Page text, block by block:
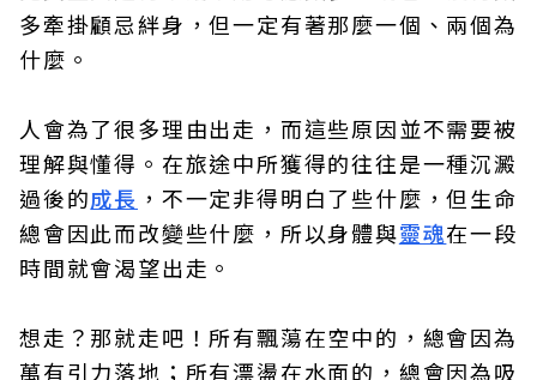
多牽掛顧忌絆身，但一定有著那麼一個、兩個為
什麼。
人會為了很多理由出走，而這些原因並不需要被
理解與懂得。在旅途中所獲得的往往是一種沉澱
過後的成長 ，不一定非得明白了些什麼，但生命
總會因此而改變些什麼，所以身體與靈魂在一段
時間就會渴望出走。
想走？那就走吧！所有飄蕩在空中的，總會因為
萬有引力落地；所有漂盪在水面的，總會因為吸